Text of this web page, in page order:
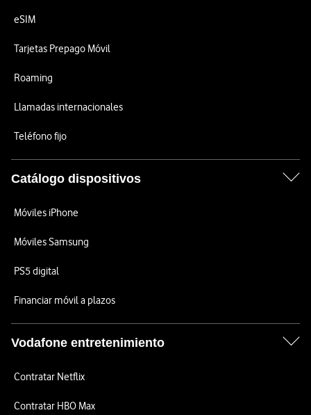
eSIM
Tarjetas Prepago Móvil
Roaming
Llamadas internacionales
Teléfono fijo
Catálogo dispositivos
Móviles iPhone
Móviles Samsung
PS5 digital
Financiar móvil a plazos
Vodafone entretenimiento
Contratar Netflix
Contratar HBO Max